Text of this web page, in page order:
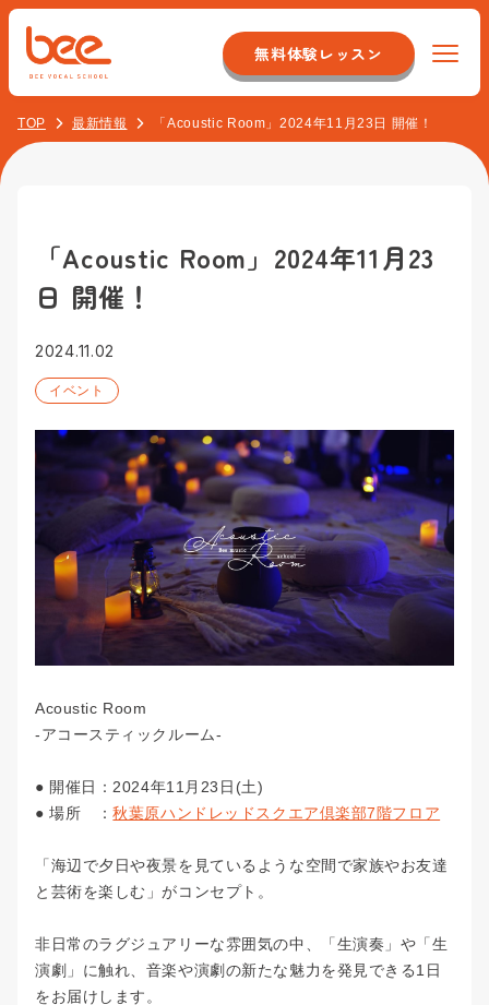
無料体験レッスン
Beeについて
店舗のこだわり
イベント紹介
最新情報
よくある質問
初心者ボーカルコース
オンラインレッスンコース
音痴克服コース
バンドボーカルコース
プロ志望コース
弾き語りコース
声楽・ミュージカルコース
ボイストレーナー養成コース
動画サイト/SNSアップコース
大人（40代以上）のボーカルコース
カラオケ上達コース
ミックスボイス習得コース
料金
アクセス
校舎一覧
新宿校
池袋本校
池袋校
渋谷校
赤羽南口校
赤羽本校
吉祥寺南口校
吉祥寺北口校
お客様の声
お問い合わせ
会社概要
プライバシーポリシー
Beeボイススクール
TOP 最新情報 「Acoustic Room」2024年11月23日 開催！
「Acoustic Room」2024年11月23
日 開催！
2024.11.02
イベント
Acoustic Room
-アコースティックルーム-
● 開催日：2024年11月23日(土)
● 場所 ：秋葉原ハンドレッドスクエア倶楽部7階フロア
「海辺で夕日や夜景を見ているような空間で家族やお友達
と芸術を楽しむ」がコンセプト。
非日常のラグジュアリーな雰囲気の中、
「生演奏」や「生
演劇」に触れ、音楽や演劇の新たな魅力を発見できる1日
をお届けします 。